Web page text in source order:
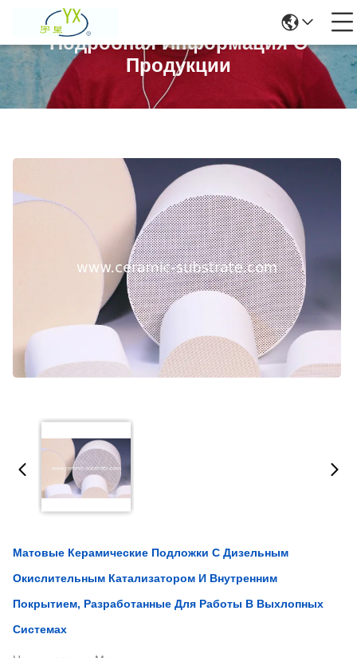
Подробная Информация О
Продукции
Матовые Керамические Подложки С Дизельным
Окислительным Катализатором И Внутренним
Покрытием, Разработанные Для Работы В Выхлопных
Системах